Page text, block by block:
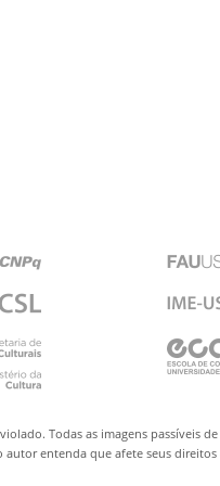
Todas as imagens passíveis
autor entenda que afete seus